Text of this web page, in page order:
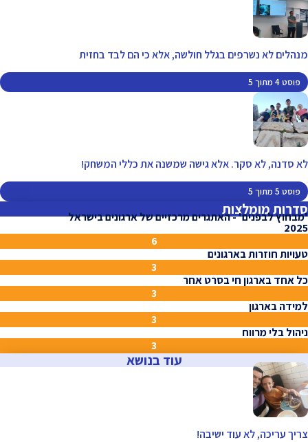
מנהלים לא נשרפים בגלל חולשה, אלא כי הם לבד בחזית
פוסט 4 מתוך 5
לא סדנה, לא סקר. אלא גישה שמשנה את כללי המשחק!
פוסט 5 מתוך 5
סדרות מומלצות
'מבחוץ לבפנים' - האתגרים מרכזיים של ארגונים בישראל
2025
6
טעויות חוזרות בארגונים
3
כל אחד בארגון חי בסרט אחר
3
למידה בארגון
3
ניהול בלי מרווח
3
עוד בנושא
צריך עריכה, לא עוד ישיבה!